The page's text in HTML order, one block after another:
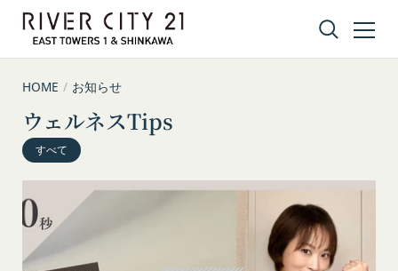
HOME / お知らせ
ウェルネスTips
すべて